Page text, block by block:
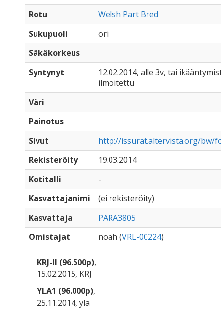
Rotu
Welsh Part Bred
Sukupuoli
ori
Säkäkorkeus
Syntynyt
12.02.2014, alle 3v, tai
ilmoitettu
Väri
Painotus
Sivut
http://issurat.altervista.org/bw/
Rekisteröity
19.03.2014
Kotitalli
-
Kasvattajanimi
(ei rekisteröity)
Kasvattaja
PARA3805
Omistajat
noah (VRL-00224)
KRJ-II (96.500p),
15.02.2015, KRJ
YLA1 (96.000p),
25.11.2014, yla